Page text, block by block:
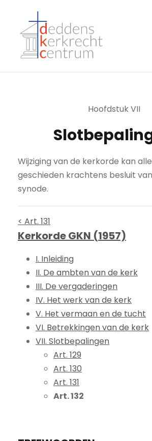
Hoofdstuk VII
Wijziging van de kerkorde kan
geschieden krachtens besluit
synode.
< Art. 131
Kerkorde GKN (1957)
I. Inleiding
II. De ambten van de kerk
III. De vergaderingen
IV. Het werk van de kerk
V. Het vermaan en de tucht
VI. Betrekkingen van de kerk
VII. Slotbepalingen
Art. 129
Art. 130
Art. 131
Art. 132